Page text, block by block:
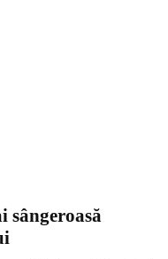
sângeroasă